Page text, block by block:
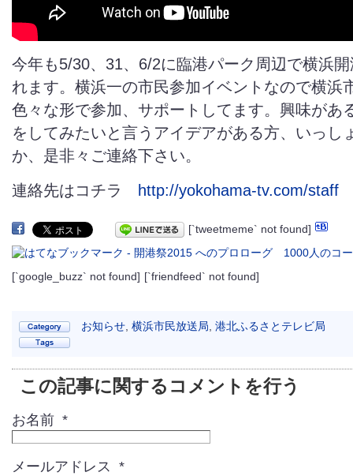
今年も5/30、31、6/2に臨港パーク周辺で横浜
れます。横浜一の市民参加イベントなので横浜
色々な形で参加、サポートしてます。興味があ
をしてみたいと言うアイデアがある方、いっし
か、是非々ご連絡下さい。
連絡先はコチラ
http://yokohama-tv.com/staff
[`tweetmeme` not found]
[`google_buzz` not found] [`friendfeed` not found]
お知らせ 横浜市民放送局 港北ふるさとテレビ局
この記事に関するコメントを行う
お名前 *
メールアドレス *